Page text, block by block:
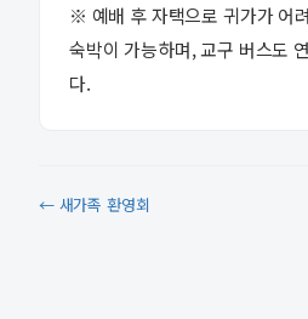
※ 예배 후 자택으로 귀가가 어
숙박이 가능하며, 교구 버스도
다.
← 새가족 환영회